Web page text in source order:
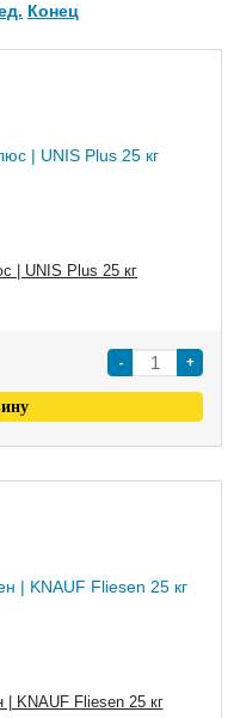
Конец
| UNIS Plus 25 кг
- +
KNAUF Fliesen 25 кг